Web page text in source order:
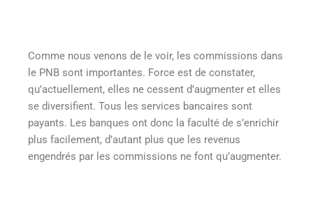
Comme nous venons de le voir, les commissions dans
le PNB sont importantes. Force est de constater,
qu’actuellement, elles ne cessent d’augmenter et elles
se diversifient. Tous les services bancaires sont
payants. Les banques ont donc la faculté de s’enrichir
plus facilement, d’autant plus que les revenus
engendrés par les commissions ne font qu’augmenter.